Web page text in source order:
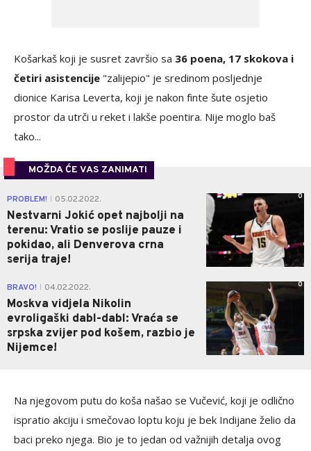
Košarkaš koji je susret završio sa 36 poena, 17 skokova i
četiri asistencije "zalijepio" je sredinom posljednje
dionice Karisa Leverta, koji je nakon finte šute osjetio
prostor da utrči u reket i lakše poentira. Nije moglo baš
tako...
MOŽDA ĆE VAS ZANIMATI
PROBLEM! 05.02.2022.
Nestvarni Jokić opet najbolji na
terenu: Vratio se poslije pauze i
pokidao, ali Denverova crna
serija traje!
0
BRAVO! 04.02.2022.
Moskva vidjela Nikolin
evroligaški dabl-dabl: Vraća se
srpska zvijer pod košem, razbio je
Nijemce!
0
Na njegovom putu do koša našao se Vučević, koji je odlično
ispratio akciju i smečovao loptu koju je bek Indijane želio da
baci preko njega. Bio je to jedan od važnijih detalja ovog